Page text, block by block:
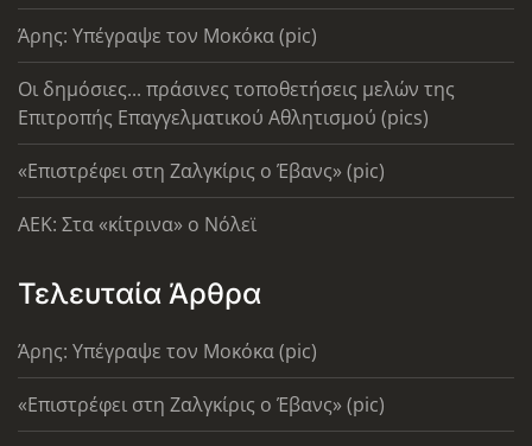
Άρης: Υπέγραψε τον Μοκόκα (pic)
Οι δημόσιες... πράσινες τοποθετήσεις μελών της
Επιτροπής Επαγγελματικού Αθλητισμού (pics)
«Επιστρέφει στη Ζαλγκίρις ο Έβανς» (pic)
AEK: Στα «κίτρινα» ο Νόλεϊ
Τελευταία Άρθρα
Άρης: Υπέγραψε τον Μοκόκα (pic)
«Επιστρέφει στη Ζαλγκίρις ο Έβανς» (pic)